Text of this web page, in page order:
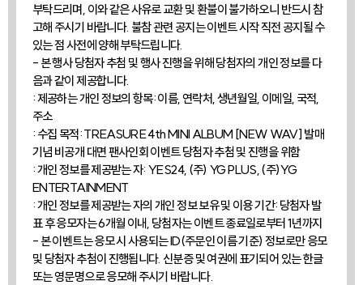
부탁드리며, 이와 같은 사유로 교환 및 환불이 불가하오니 반드시 참
고해 주시기 바랍니다. 불참 관련 공지는 이벤트 시작 직전 공지될 수
있는 점 사전에 양해 부탁드립니다.
- 본 행사 당첨자 추첨 및 행사 진행을 위해 당첨자의 개인 정보를 다
음과 같이 제공합니다.
: 제공하는 개인 정보의 항목: 이름, 연락처, 생년월일, 이메일, 국적,
주소
: 수집 목적: TREASURE 4th MINI ALBUM [NEW WAV] 발매
기념 비공개 대면 팬사인회 이벤트 당첨자 추첨 및 진행을 위함
: 개인 정보를 제공받는 자: YES24, (주) YG PLUS, (주)YG
ENTERTAINMENT
: 개인 정보를 제공받는 자의 개인 정보 보유 및 이용 기간: 당첨자 발
표 후 응모자는 6개월 이내, 당첨자는 이벤트 종료일로부터 1년까지
- 본 이벤트는 응모 시 사용되는 ID(주문인 이름 기준) 정보로만 응모
및 당첨자 추첨이 진행됩니다. 신분증 및 여권에 표기되어 있는 한글
또는 영문명으로 응모해 주시기 바랍니다.